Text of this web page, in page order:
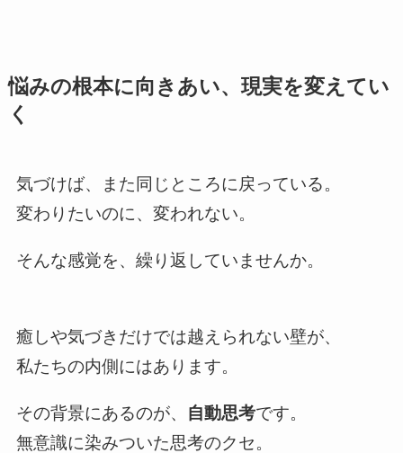
悩みの根本に向きあい、現実を変えてい
く
気づけば、また同じところに戻っている。
変わりたいのに、変われない。
そんな感覚を、繰り返していませんか。
癒しや気づきだけでは越えられない壁が、
私たちの内側にはあります。
その背景にあるのが、 自動思考です。
無意識に染みついた思考のクセ。